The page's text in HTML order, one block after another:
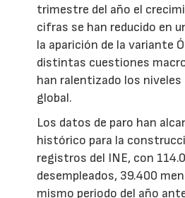
trimestre del año el
cifras se han reducido en
la aparición de la variante
distintas cuestiones
han ralentizado los
global.
Los datos de paro han
histórico para la
registros del INE, con
desempleados, 39.400
mismo periodo del año